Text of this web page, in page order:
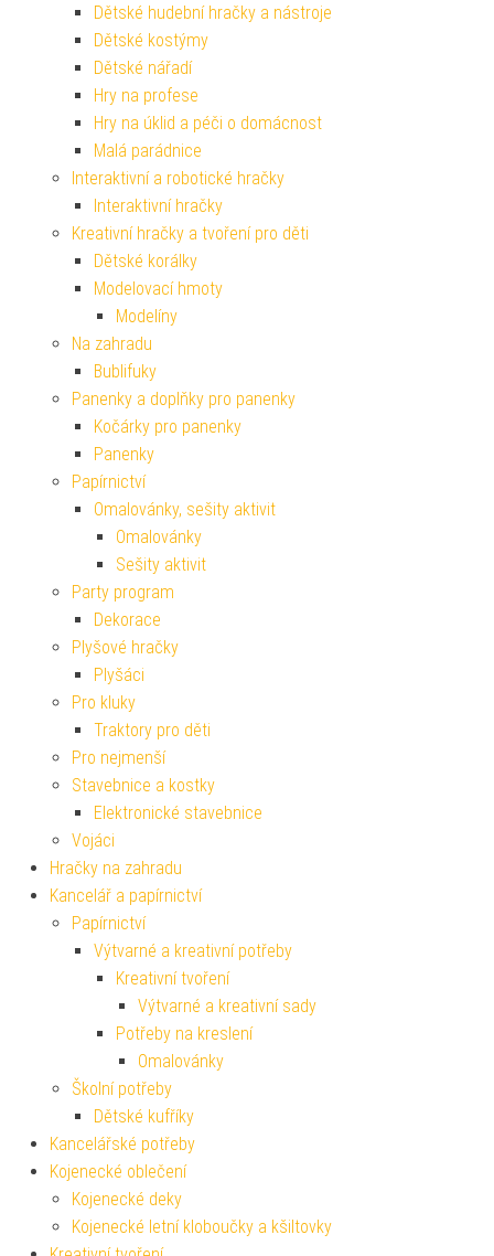
Dětské hudební hračky a nástroje
Dětské kostýmy
Dětské nářadí
Hry na profese
Hry na úklid a péči o domácnost
Malá parádnice
Interaktivní a robotické hračky
Interaktivní hračky
Kreativní hračky a tvoření pro děti
Dětské korálky
Modelovací hmoty
Modelíny
Na zahradu
Bublifuky
Panenky a doplňky pro panenky
Kočárky pro panenky
Panenky
Papírnictví
Omalovánky, sešity aktivit
Omalovánky
Sešity aktivit
Party program
Dekorace
Plyšové hračky
Plyšáci
Pro kluky
Traktory pro děti
Pro nejmenší
Stavebnice a kostky
Elektronické stavebnice
Vojáci
Hračky na zahradu
Kancelář a papírnictví
Papírnictví
Výtvarné a kreativní potřeby
Kreativní tvoření
Výtvarné a kreativní sady
Potřeby na kreslení
Omalovánky
Školní potřeby
Dětské kufříky
Kancelářské potřeby
Kojenecké oblečení
Kojenecké deky
Kojenecké letní kloboučky a kšiltovky